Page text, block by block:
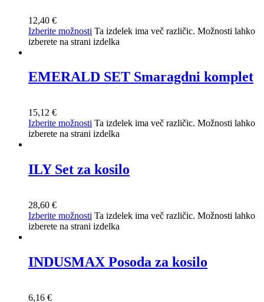
12,40 €
Izberite možnosti Ta izdelek ima več različic. Možnosti lahko
izberete na strani izdelka
EMERALD SET Smaragdni komplet
15,12 €
Izberite možnosti Ta izdelek ima več različic. Možnosti lahko
izberete na strani izdelka
ILY Set za kosilo
28,60 €
Izberite možnosti Ta izdelek ima več različic. Možnosti lahko
izberete na strani izdelka
INDUSMAX Posoda za kosilo
6,16 €